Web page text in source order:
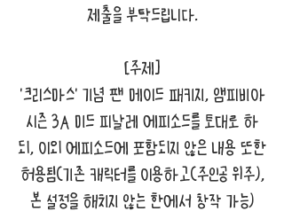
제출을 부탁드립니다.
[주제]
'크리스마스' 기념 팬 메이드 패키지, 앰피비아
시즌 3A 미드 피날레 에피소드를 토대로 하
되, 이외 에피소드에 포함되지 않은 내용 또한
허용됨(기존 캐릭터를 이용하고(주인공 위주),
본 설정을 해치지 않는 한에서 창작 가능)